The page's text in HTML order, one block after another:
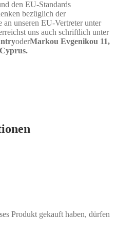
den EU-Standards
bezüglich der
unseren EU-Vertreter unter
uns auch schriftlich unter
oderMarkou Evgenikou 11,
Produkt gekauft haben, dürfen